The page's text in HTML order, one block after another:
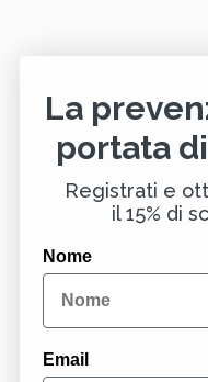
La
portata
Registrati e
il 15% di
Nome
Email